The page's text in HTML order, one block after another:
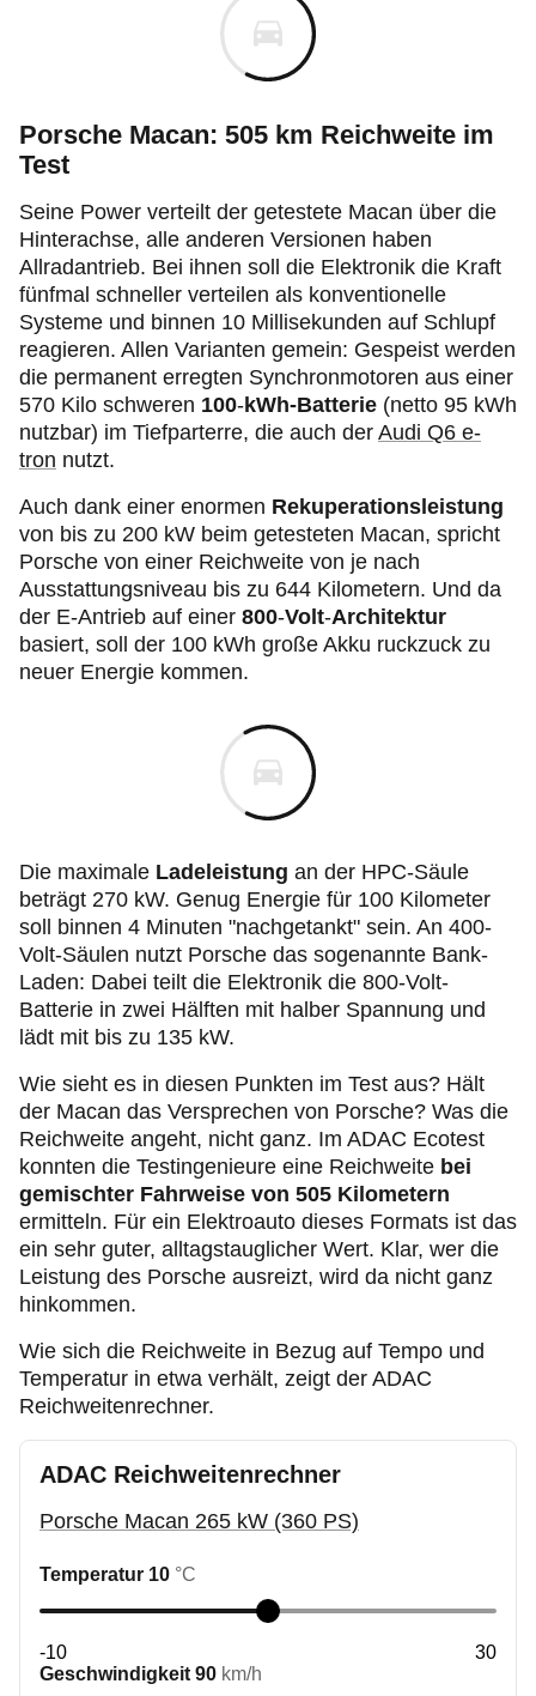
Porsche Macan: 505 km Reichweite im
Test
Seine Power verteilt der getestete Macan über die
Hinterachse, alle anderen Versionen haben
Allradantrieb. Bei ihnen soll die Elektronik die Kraft
fünfmal schneller verteilen als konventionelle
Systeme und binnen 10 Millisekunden auf Schlupf
reagieren. Allen Varianten gemein: Gespeist werden
die permanent erregten Synchronmotoren aus einer
570 Kilo schweren 100-kWh-Batterie (netto 95 kWh
nutzbar) im Tiefparterre, die auch der Audi Q6 e-
tron nutzt.
Auch dank einer enormen Rekuperationsleistung
von bis zu 200 kW beim getesteten Macan, spricht
Porsche von einer Reichweite von je nach
Ausstattungsniveau bis zu 644 Kilometern. Und da
der E-Antrieb auf einer 800-Volt-Architektur
basiert, soll der 100 kWh große Akku ruckzuck zu
neuer Energie kommen.
Die maximale Ladeleistung an der HPC-Säule
beträgt 270 kW. Genug Energie für 100 Kilometer
soll binnen 4 Minuten "nachgetankt" sein. An 400-
Volt-Säulen nutzt Porsche das sogenannte Bank-
Laden: Dabei teilt die Elektronik die 800-Volt-
Batterie in zwei Hälften mit halber Spannung und
lädt mit bis zu 135 kW.
Wie sieht es in diesen Punkten im Test aus? Hält
der Macan das Versprechen von Porsche? Was die
Reichweite angeht, nicht ganz. Im ADAC Ecotest
konnten die Testingenieure eine Reichweite bei
gemischter Fahrweise von 505 Kilometern
ermitteln. Für ein Elektroauto dieses Formats ist das
ein sehr guter, alltagstauglicher Wert. Klar, wer die
Leistung des Porsche ausreizt, wird da nicht ganz
hinkommen.
Wie sich die Reichweite in Bezug auf Tempo und
Temperatur in etwa verhält, zeigt der ADAC
Reichweitenrechner.
ADAC Reichweitenrechner
Porsche Macan 265 kW (360 PS)
Temperatur 10 °C
-10
30
Geschwindigkeit 90 km/h